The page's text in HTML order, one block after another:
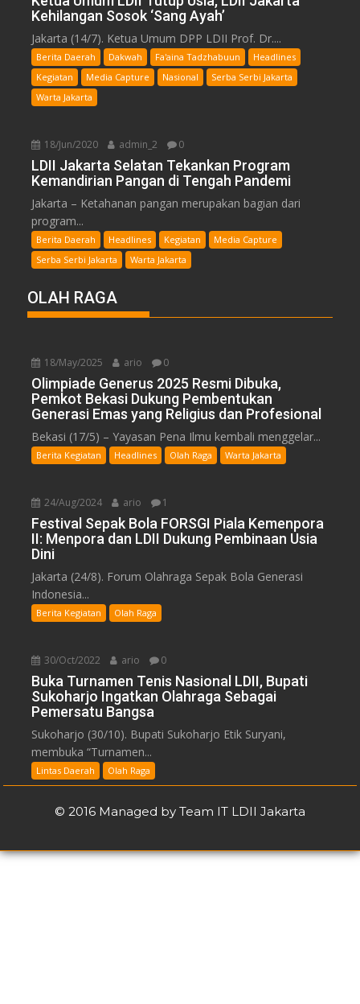
Kehilangan Sosok ‘Sang Ayah’
Jakarta (14/7). Ketua Umum DPP LDII Prof. Dr....
Berita Daerah Dakwah Fa'aina Tadzhabuun
Headlines
Kegiatan
Media Capture Nasional
Serba Serbi Jakarta
Warta Jakarta
18/Jun/2020 admin_2 0
LDII Jakarta Selatan Tekankan Program
Kemandirian Pangan di Tengah Pandemi
Jakarta – Ketahanan pangan merupakan bagian dari
program...
Berita Daerah Headlines Kegiatan
Media Capture
Serba Serbi Jakarta
Warta Jakarta
OLAH RAGA
18/May/2025 ario 0
Olimpiade Generus 2025 Resmi Dibuka,
Pemkot Bekasi Dukung Pembentukan
Generasi Emas yang Religius dan Profesional
Bekasi (17/5) – Yayasan Pena Ilmu kembali menggelar...
Berita Kegiatan Headlines Olah Raga Warta Jakarta
24/Aug/2024 ario 1
Festival Sepak Bola FORSGI Piala Kemenpora
II: Menpora dan LDII Dukung Pembinaan Usia
Dini
Jakarta (24/8). Forum Olahraga Sepak Bola Generasi
Indonesia...
Berita Kegiatan Olah Raga
30/Oct/2022 ario 0
Buka Turnamen Tenis Nasional LDII, Bupati
Sukoharjo Ingatkan Olahraga Sebagai
Pemersatu Bangsa
Sukoharjo (30/10). Bupati Sukoharjo Etik Suryani,
membuka “Turnamen...
Lintas Daerah Olah Raga
© 2016 Managed by Team IT LDII Jakarta